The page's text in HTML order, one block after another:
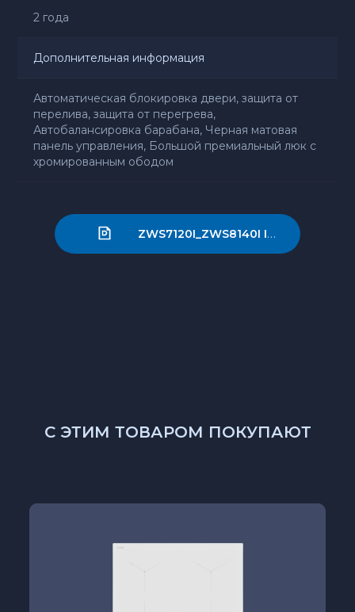
2 года
Дополнительная информация
Автоматическая блокировка двери, защита от
перелива, защита от перегрева,
Автобалансировка барабана, Черная матовая
панель управления, Большой премиальный люк с
хромированным ободом
ZWS7120I_ZWS8140I I_manual_outline.pdf
С ЭТИМ ТОВАРОМ ПОКУПАЮТ